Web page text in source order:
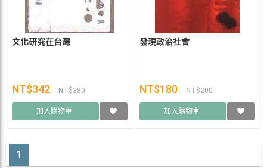
文化研究在台灣
NT$342 NT$380
加入購物車
發現政治社會
NT$180 NT$200
加入購物車
1